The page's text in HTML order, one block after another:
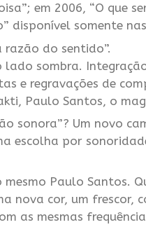
em 2006, “O que
disponível somente
razão do sentido”.
sombra.
e regravações de
Paulo Santos, o
sonora”? Um novo
escolha por
mesmo Paulo Santos.
nova cor, um
as mesmas